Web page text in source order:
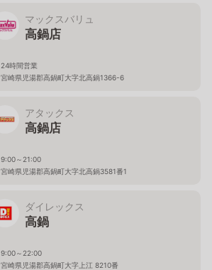
マックスバリュ
高鍋店
24時間営業
宮崎県児湯郡高鍋町大字北高鍋1366-6
アタックス
高鍋店
9:00～21:00
宮崎県児湯郡高鍋町大字北高鍋3581番1
ダイレックス
高鍋
9:00～22:00
宮崎県児湯郡高鍋町大字上江 8210番